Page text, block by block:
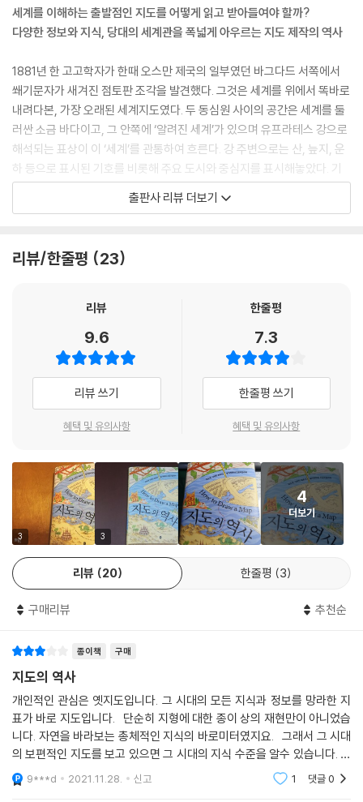
--- 「3ㆍ로마의 유산」 중에서
1569년은 메르카토르의 가장 유명한 지도인 ?항해 용도에 맞게 조정한
지구의 새롭고 더 완전한 재현(Nova et aucta orbis terrae descripti
o ad usum navigantium emendate accommodata)?이 출간된 해
였다. 그때까지 유럽의 지도 제작자와 탐험가들은 대부분 프톨레마이오스
의 위선·경선 격자에서 파생된 타원도법 지도에 의존하고 있었다. 이 지도
는 위선과 경선 사이의 1도 간격이 모두 같은 너비로 표시되었는데, 그러면
항해사가 일정한 나침반 방위를 따라 지도에 긋는 일직선－항정선(rhum
b line)－이 곡선으로 그어져서 이동할 때마다 다시 계산해야 했다. 메르
카토르는 적도에서 남북으로 멀어질수록 위선 사이의 간격을 벌려 위선과
경선이 이루는 각도를 일정하게 90도로 만들면 항해사의 항정선을 직선
달았다. 지도를 보면 메르카토르의 투영법이 어떻게 작용하는지를 대충 이
1738년, 국왕 조지 2세는 이 골치 아픈 식민지의 양측을 불러 휴전을 종용
했다. 이 불안정한 상황은 1750년 잉글랜드의 대법관이 내린 판결을 176
0년 캘버트 가문과 펜 가문이 수용하면서 어느 정도 일단락되었다. 새로운
경계선이 필라델피아 시에서 남쪽으로 15마일 떨어진 지점에서부터 서쪽
으로 그어졌고, 델라웨어의 북쪽-남쪽 경계선도 합의되었다. 하지만 런던
에서 선을 긋는 일은 쉬웠어도, 빽빽한 삼림과 드넓은 강과 늪지대로 덮인
보았지만 캘버트 진영에도, 펜 진영에도 불만족스러웠다. 결국 그들은 중
립적이고 정확한 중재역으로서 런던의 왕실 천문관에게 자문을 구했다. 왕
립학회 회장은 이 직무에 두 사람을 추천했다. 잉글랜드 남서부 글로스터
셔 출신의 찰스 메이슨(Charles Mason)과, 잉글랜드 북동부 더럼 주 출
신의 제러마이아 딕슨(Jeremiah Dixon)이었다.
--- 「14ㆍ경도와 위도」 중에서
19세기에 런던의 인구는－비단 일국의 수도로서만이 아니라 전 세계적인
국과 전 세계에서 모여든 관광객은 600만 명에 달했다. 지하철망이 개발
된 건 1863년부터였다. 세계 최초로 가스등 조명을 설치한 목제 객차를 증
기기관차가 끌고서 패딩턴과 패링던 사이를 운행했다. 운행 첫날 3만 8,0
00명의 승객을 실어 나른 이 노선은 대성공으로 회자되었다. 그리고 이후
50년간 확장을 거듭한 끝에, 아마도 지구상에서 가장 잘 알려진 그래픽 지
도가 탄생했다. 이 유명한 노선도는 혁명적 발전으로서, 그레이터런던과
지하철로의 실제 지리를 반영하려 한 종래의 지도들을 대신하여 지하철 노
선도의 표준으로 자리잡게 된다. 이제는 아이콘이 된 이 ‘런던 지하철 노선
세계를 이해하는 출발점인 지도를 어떻게 읽고 받아들여야 할까?
다양한 정보와 지식, 당대의 세계관을 폭넓게 아우르는 지도 제작의 역사
1881년 한 고고학자가 한때 오스만 제국의 일부였던 바그다드 서쪽에서
쐐기문자가 새겨진 점토판 조각을 발견했다. 그것은 세계를 위에서 똑바로
내려다본, 가장 오래된 세계지도였다. 두 동심원 사이의 공간은 세계를 둘
러싼 소금 바다이고, 그 안쪽에 ‘알려진 세계’가 있으며 유프라테스 강으로
해석되는 표상이 이 ‘세계’를 관통하여 흐른다. 강 주변으로는 산, 늪지, 운
하 등으로 표시된 기호를 비롯해 주요 도시와 중심지를 표시해놓았다. 기
원전 6세기에 만들어진 이 세계지도에서 바빌로니아인들은 원을 360조
각으로 등분하고 1년의 길이를 약 360일로 정의했다. 이러한 계산법은 현
이 책은 우리가 살아가는 세계를 설명하기 위해, 그리고 온갖 역경과 고난
하기 위해 불굴의 노력을 기울인 지도 제작자들의 이야기다. 또한 고대인
날의 세계지도가 완성되기까지의 과정을 살펴보고 지도 제작의 미래를 가
늠해본다. 50여 년간 지도를 제작해왔고 100여 권의 각종 분야사와 역사
상 가장 많은 주제도를 만들어낸 지도 제작자의 풍부한 안목과 식견을 바
탕으로 한 이 책은 수천수만 점의 사례 중에서 엄선한 65점의 지도를 저자
들이 직접 재현하면서 각각의 지도가 들려주는 역사적 이야기를 담아냈다.
이 책은 먼저 고대인들이 세계를 이해하기 위해 어떤 연구를 수행했는지,
그 성과는 무엇이었는지를 살펴본다. 탈레스의 제자로 추정되는 아낙시만
드로스는 세계가 ‘무한’ 가운데에 떠 있지만 원통형이라고 믿었다. 따라서
그의 세계지도는 인간이 거주할 수 있는 윗면이 고리 모양의 대양으로 둘
러싸여 있다는 바빌로니아인들의 관념을 연상시킨다. 다방면에 박식했던
고대 그리스의 에라토스테네스는 지구의 크기를 측정하고 지도 제작의 기
본 규칙 중 일부를 확립했으며 이후의 많은 지도 제작자에게 천문학의 중
소들의 위치를 명시한 프톨레마이오스의 지도와 저작들은 세계에 기하학
지 많은 영향을 끼쳤다. 특히 그의 기념비적인 연구의 결과물인 ??지리
학??은 서양에서 향후 2,000년간의 지도 제작을 규정하게 된다.
중세에는 ‘기독교 지리학’이 지배하게 되는데 지대형 지도를 비롯해 T-O
지도(3분할 지도), 베아투스 지도(4분할 지도), 복합형 지도(그레이트
맵) 등 다양한 형태의 마파문디가 전해져 내려온다. 그중에서 가장 유명한
헤리퍼드 마파문디(1300년경 제작)는 거대한 크기의 피지 한 장에 성서
의 열다섯 가지 사건과 고대 신화의 다섯 장면, 420개 도시와 소도시, 그
출판사 리뷰 더보기
리뷰/한줄평 23
리뷰
9.6
리뷰 쓰기
혜택 및 유의사항
한줄평
7.3
한줄평 쓰기
혜택 및 유의사항
3 3
4
더보기
리뷰 20 한줄평 3
구매리뷰 추천순
종이책 구매
지도의 역사
개인적인 관심은 옛지도입니다. 그 시대의 모든 지식과 정보를 망라한 지
표가 바로 지도입니다. 단순히 지형에 대한 종이 상의 재현만이 아니었습
니다. 자연을 바라보는 총체적인 지식의 바로미터였지요. 그래서 그 시대
의 보편적인 지도를 보고 있으면 그 시대의 지식 수준을 알수 있습니다. 또
한 그 지식에 대한 시대의 태도가 엿보이기도 합니다. 그래서 지도들은 항
상 심미적
9***d 2021.11.28. 신고 1 댓글0